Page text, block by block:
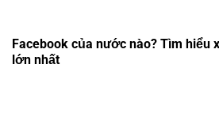
Facebook của nước nào? Tìm hiểu
lớn nhất